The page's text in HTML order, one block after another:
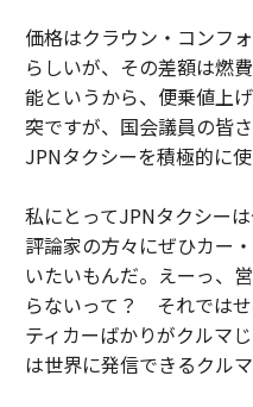
価格はクラウン・コンフ
らしいが、その差額は燃
能というから、便乗値上
突ですが、国会議員の皆
JPNタクシーを積極的に
私にとってJPNタクシー
評論家の方々にぜひカー
いたいもんだ。えーっ、
らないって？ それでは
ティカーばかりがクルマ
は世界に発信できるクル